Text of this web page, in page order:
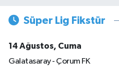
Süper Lig Fikstür
14 Ağustos, Cuma
Galatasaray - Çorum FK